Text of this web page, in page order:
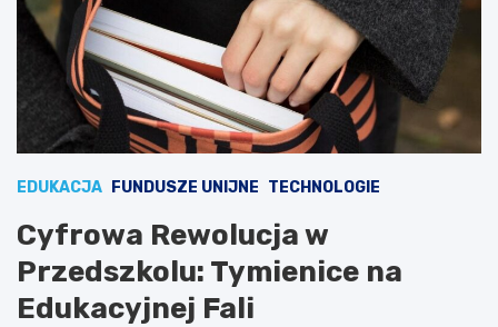
EDUKACJA FUNDUSZE UNIJNE TECHNOLOGIE
Cyfrowa Rewolucja w
Przedszkolu: Tymienice na
Edukacyjnej Fali